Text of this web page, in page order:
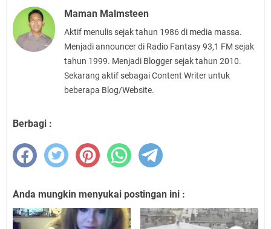
Maman Malmsteen
Aktif menulis sejak tahun 1986 di media massa.
Menjadi announcer di Radio Fantasy 93,1 FM sejak
tahun 1999. Menjadi Blogger sejak tahun 2010.
Sekarang aktif sebagai Content Writer untuk
beberapa Blog/Website.
Berbagi :
Anda mungkin menyukai postingan ini :